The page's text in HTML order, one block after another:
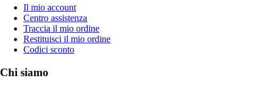
Il mio account
Centro assistenza
Traccia il mio ordine
Restituisci il mio ordine
Codici sconto
Chi siamo